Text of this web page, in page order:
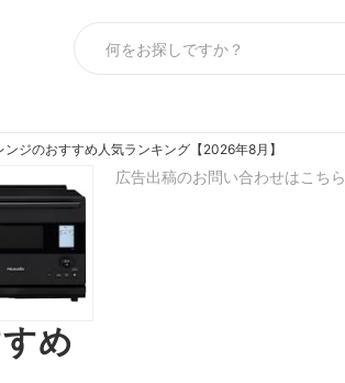
ジのおすすめ人気ランキング【2026年8月】
め
広告出稿のお問い合わせはこちら